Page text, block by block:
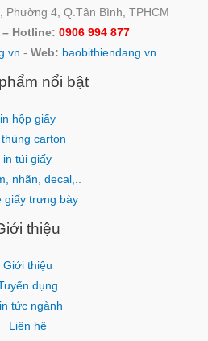
Phường 4, Q.Tân Bình, TPHCM
– Hotline: 0906 994 877
- Web: baobithiendang.vn
nổi bật
in hộp giấy
thùng carton
in túi giấy
nhãn, decal,..
giấy trưng bày
thiệu
Giới thiệu
dụng
tức ngành
Liên hệ